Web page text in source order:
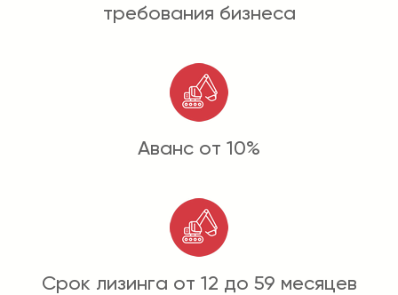
требования бизнеса
Аванс от 10%
Срок лизинга от 12 до 59 месяцев